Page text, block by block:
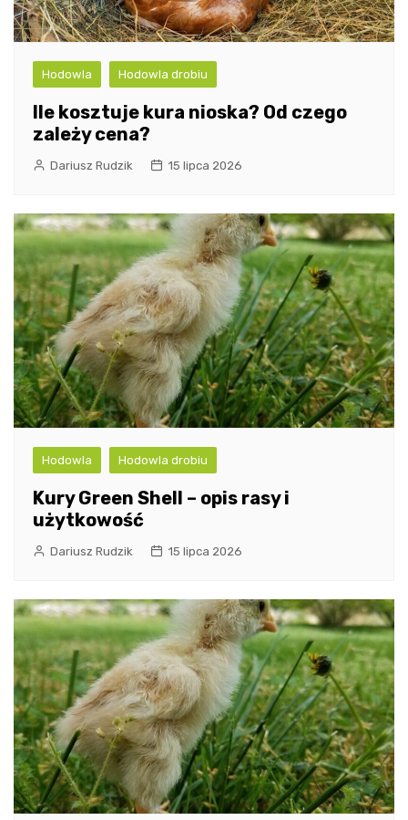
Hodowla Hodowla drobiu
Ile kosztuje kura nioska? Od czego
zależy cena?
Dariusz Rudzik 15 lipca 2026
Hodowla Hodowla drobiu
Kury Green Shell – opis rasy i
użytkowość
Dariusz Rudzik 15 lipca 2026